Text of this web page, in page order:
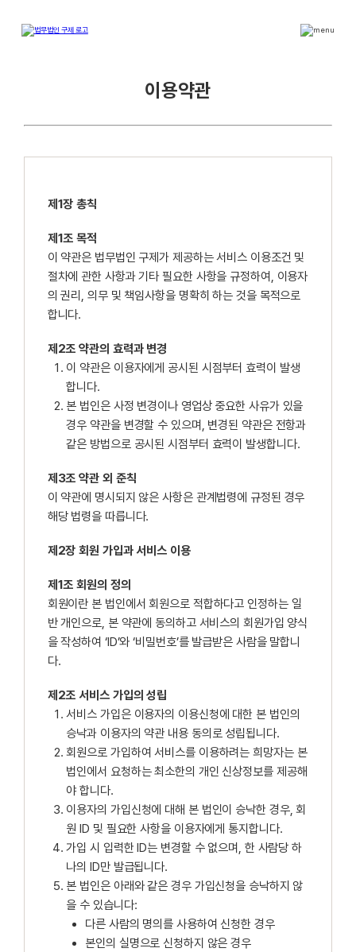
이용약관
제1장 총칙
제1조 목적
이 약관은 법무법인 구제가 제공하는 서비스 이용조건 및
절차에 관한 사항과 기타 필요한 사항을 규정하여, 이용자
의 권리, 의무 및 책임사항을 명확히 하는 것을 목적으로
합니다.
제2조 약관의 효력과 변경
이 약관은 이용자에게 공시된 시점부터 효력이 발생
합니다.
본 법인은 사정 변경이나 영업상 중요한 사유가 있을
경우 약관을 변경할 수 있으며, 변경된 약관은 전항과
같은 방법으로 공시된 시점부터 효력이 발생합니다.
제3조 약관 외 준칙
이 약관에 명시되지 않은 사항은 관계법령에 규정된 경우
해당 법령을 따릅니다.
제2장 회원 가입과 서비스 이용
제1조 회원의 정의
회원이란 본 법인에서 회원으로 적합하다고 인정하는 일
반 개인으로, 본 약관에 동의하고 서비스의 회원가입 양식
을 작성하여 ‘ID’와 ‘비밀번호’를 발급받은 사람을 말합니
다.
제2조 서비스 가입의 성립
서비스 가입은 이용자의 이용신청에 대한 본 법인의
승낙과 이용자의 약관 내용 동의로 성립됩니다.
회원으로 가입하여 서비스를 이용하려는 희망자는 본
법인에서 요청하는 최소한의 개인 신상정보를 제공해
야 합니다.
이용자의 가입신청에 대해 본 법인이 승낙한 경우, 회
원 ID 및 필요한 사항을 이용자에게 통지합니다.
가입 시 입력한 ID는 변경할 수 없으며, 한 사람당 하
나의 ID만 발급됩니다.
본 법인은 아래와 같은 경우 가입신청을 승낙하지 않
을 수 있습니다:
다른 사람의 명의를 사용하여 신청한 경우
본인의 실명으로 신청하지 않은 경우